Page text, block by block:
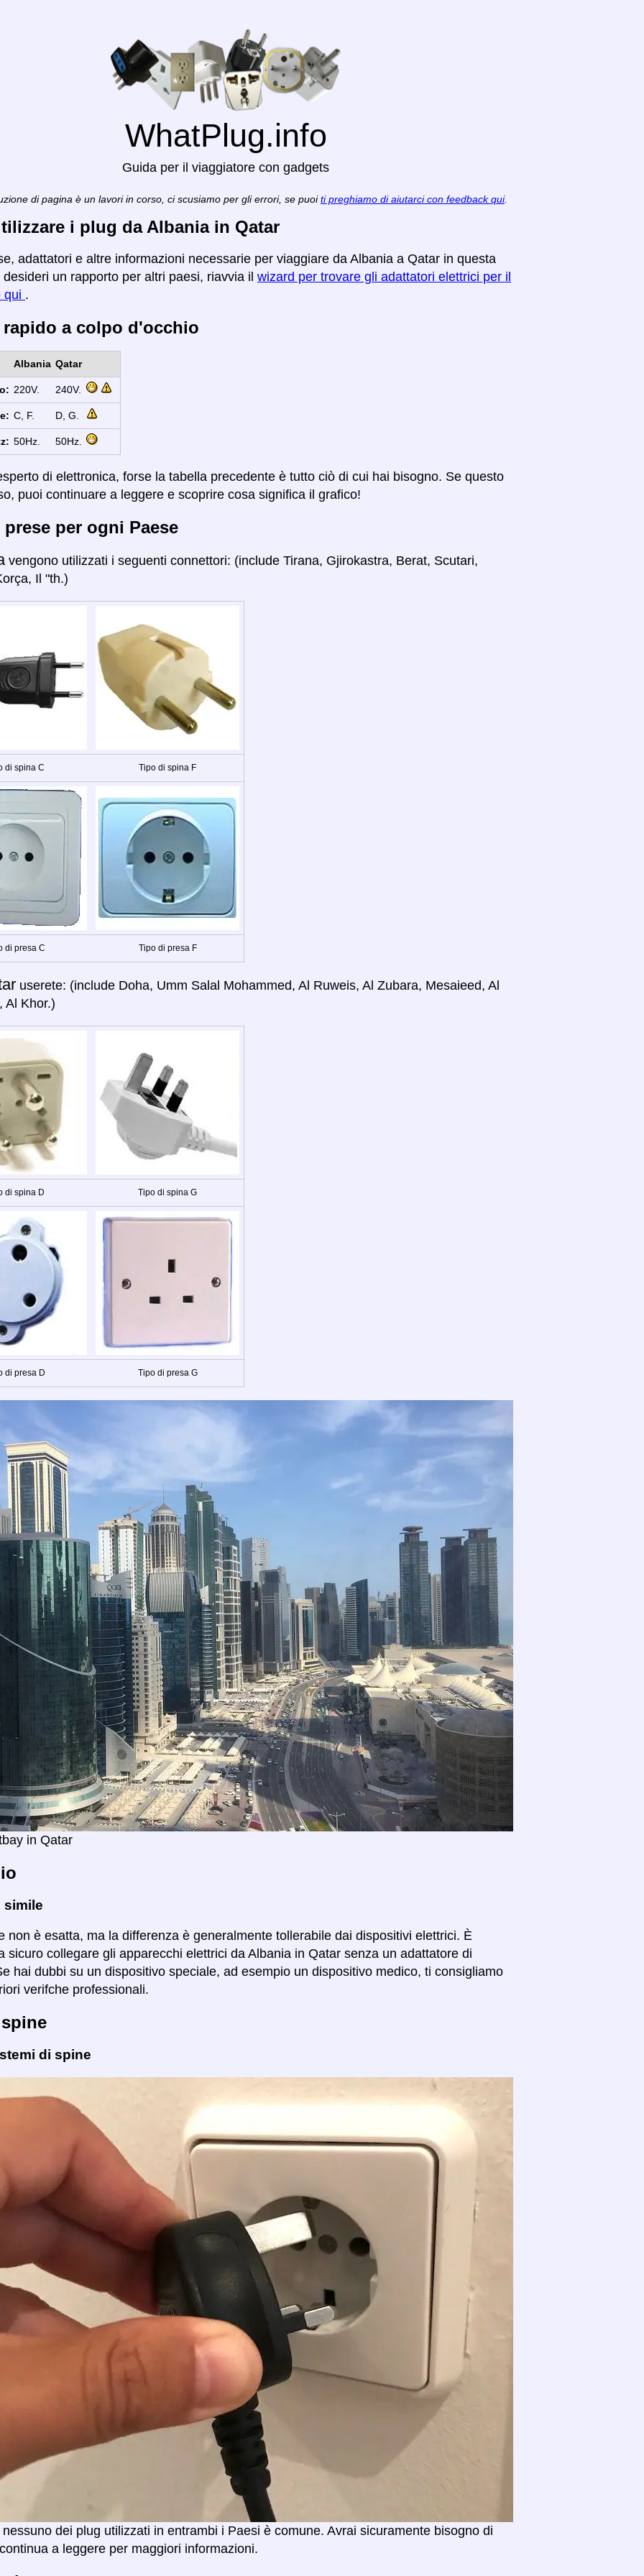
WhatPlug.info
Guida per il viaggiatore con gadgets
di pagina è un lavori in corso, ci scusiamo per gli errori, se puoi ti preghiamo di aiutarci con feedback qui.
i plug da Albania in Qatar
adattatori e altre informazioni necessarie per viaggiare da Albania a Qatar in questa
un rapporto per altri paesi, riavvia il wizard per trovare gli adattatori elettrici per il
qui .
a colpo d'occhio
Albania Qatar
220V. 240V.
C, F. D, G.
50Hz. 50Hz.
di elettronica, forse la tabella precedente è tutto ciò di cui hai bisogno. Se questo
puoi continuare a leggere e scoprire cosa significa il grafico!
prese per ogni Paese
vengono utilizzati i seguenti connettori: (include Tirana, Gjirokastra, Berat, Scutari,
Il "th.)
di spina C Tipo di spina F
di presa C Tipo di presa F
userete: (include Doha, Umm Salal Mohammed, Al Ruweis, Al Zubara, Mesaieed, Al
Al Khor.)
di spina D Tipo di spina G
di presa D Tipo di presa G
in Qatar
simile
non è esatta, ma la differenza è generalmente tollerabile dai dispositivi elettrici. È
sicuro collegare gli apparecchi elettrici da Albania in Qatar senza un adattatore di
hai dubbi su un dispositivo speciale, ad esempio un dispositivo medico, ti consigliamo
verifche professionali.
di spine
dei plug utilizzati in entrambi i Paesi è comune. Avrai sicuramente bisogno di
a leggere per maggiori informazioni.